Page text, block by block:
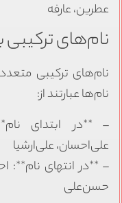
عطرین، عارفه
نام‌های ترکیبی
نام‌های ترکیبی
نام‌ها عبارتند از:
– **در ابتدای
علی‌احسان، علی‌ارشیا
– **در انتهای نام**:
حسن‌علی